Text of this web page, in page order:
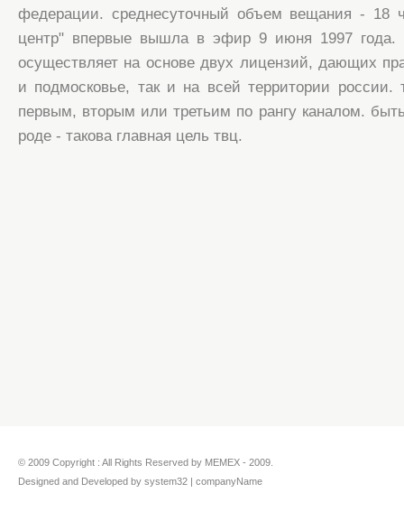
федерации. среднесуточный объем вещания - 18
центр" впервые вышла в эфир 9 июня 1997 года.
осуществляет на основе двух лицензий, дающих
и подмосковье, так и на всей территории россии.
первым, вторым или третьим по рангу каналом.
роде - такова главная цель твц.
© 2009 Copyright : All Rights Reserved by MEMEX - 2009.
Designed and Developed by system32 | companyName